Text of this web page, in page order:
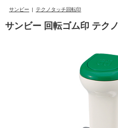
サンビー | テクノタッチ回転印
サンビー 回転ゴム印 テク